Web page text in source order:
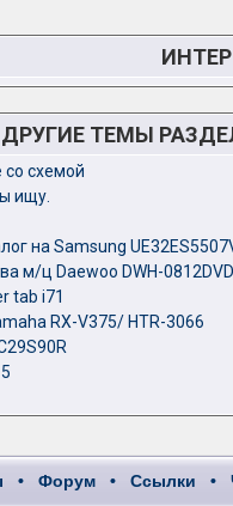
ДРУГИЕ ТЕМЫ
со схемой
ищу.
на Samsung
м/ц Daewoo DWH-0812DVD
tab i71
RX-V375/ HTR-3066
• Форум • Ссылки •